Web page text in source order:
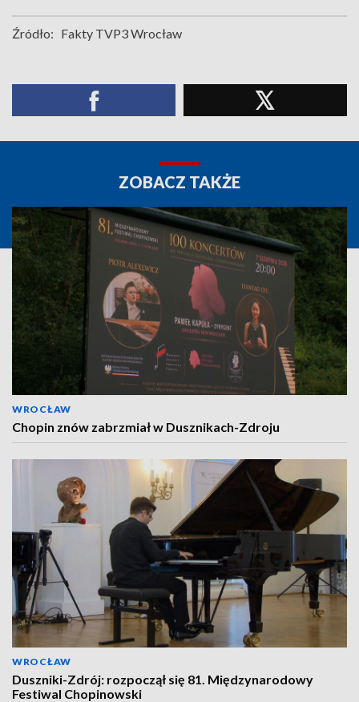
Źródło: Fakty TVP3 Wrocław
ZOBACZ TAKŻE
WROCŁAW
Chopin znów zabrzmiał w Dusznikach-Zdroju
WROCŁAW
Duszniki-Zdrój: rozpoczął się 81. Międzynarodowy
Festiwal Chopinowski